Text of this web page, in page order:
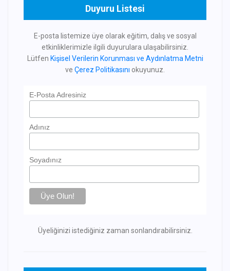
Duyuru Listesi
E-posta listemize üye olarak eğitim, dalış ve sosyal
etkinliklerimizle ilgili duyurulara ulaşabilirsiniz.
Lütfen Kişisel Verilerin Korunması ve Aydınlatma Metni
ve Çerez Politikasını okuyunuz.
E-Posta Adresiniz
Adınız
Soyadınız
Üyeliğinizi istediğiniz zaman sonlandırabilirsiniz.